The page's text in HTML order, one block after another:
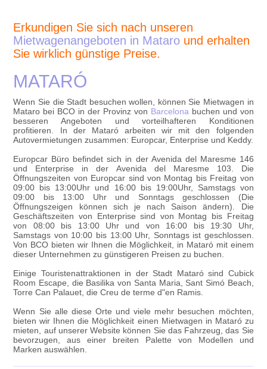
Erkundigen Sie sich nach unseren
Mietwagenangeboten in Mataro und erhalten
Sie wirklich günstige Preise.
MATARÓ
Wenn Sie die Stadt besuchen wollen, können Sie Mietwagen in
Mataro bei BCO in der Provinz von Barcelona buchen und von
besseren Angeboten und vorteilhafteren Konditionen
profitieren. In der Mataró arbeiten wir mit den folgenden
Autovermietungen zusammen: Europcar, Enterprise und Keddy.
Europcar Büro befindet sich in der Avenida del Maresme 146
und Enterprise in der Avenida del Maresme 103. Die
Öffnungszeiten von Europcar sind von Montag bis Freitag von
09:00 bis 13:00Uhr und 16:00 bis 19:00Uhr, Samstags von
09:00 bis 13:00 Uhr und Sonntags geschlossen (Die
Öffnungszeigen können sich je nach Saison ändern). Die
Geschäftszeiten von Enterprise sind von Montag bis Freitag
von 08:00 bis 13:00 Uhr und von 16:00 bis 19:30 Uhr,
Samstags von 10:00 bis 13:00 Uhr, Sonntags ist geschlossen.
Von BCO bieten wir Ihnen die Möglichkeit, in Mataró mit einem
dieser Unternehmen zu günstigeren Preisen zu buchen.
Einige Touristenattraktionen in der Stadt Mataró sind Cubick
Room Escape, die Basilika von Santa Maria, Sant Simó Beach,
Torre Can Palauet, die Creu de terme d"en Ramis.
Wenn Sie alle diese Orte und viele mehr besuchen möchten,
bieten wir Ihnen die Möglichkeit einen Mietwagen in Mataró zu
mieten, auf unserer Website können Sie das Fahrzeug, das Sie
bevorzugen, aus einer breiten Palette von Modellen und
Marken auswählen.